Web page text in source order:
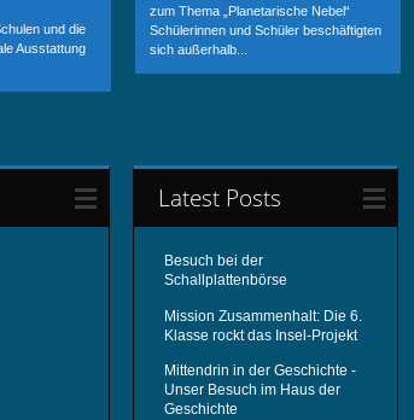
und die
Ausstattung
zum Thema „Planetarische Nebel“
Schülerinnen und Schüler beschäftigten
sich außerhalb...
Latest Posts
Besuch bei der
Schallplattenbörse
Mission Zusammenhalt: Die 6.
Klasse rockt das Insel-Projekt
Mittendrin in der Geschichte -
Unser Besuch im Haus der
Geschichte